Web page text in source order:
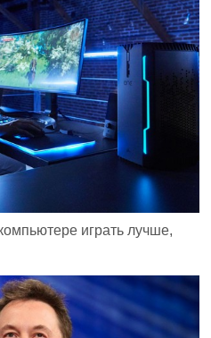
играть лучше,